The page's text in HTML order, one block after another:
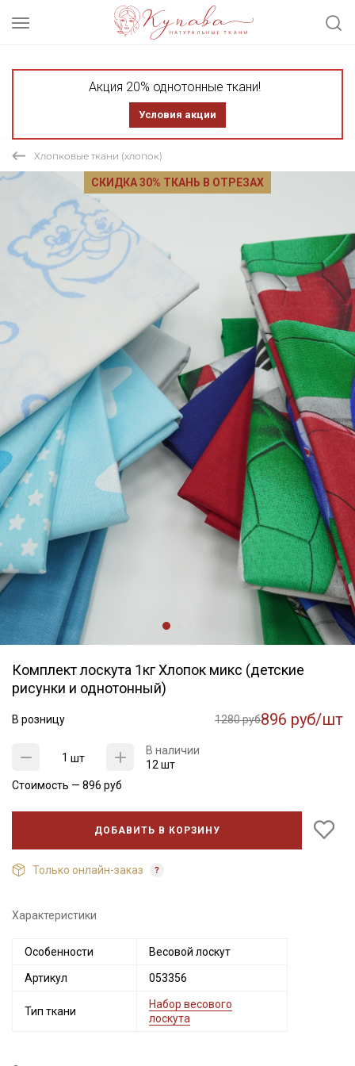
Акция 20% однотонные ткани!
Условия акции
Хлопковые ткани (хлопок)
СКИДКА 30% ТКАНЬ В ОТРЕЗАХ
Комплект лоскута 1кг Хлопок микс (детские
рисунки и однотонный)
В розницу 1280 руб896 руб/шт
шт
В наличии
12 шт
Стоимость — 896 руб
ДОБАВИТЬ В КОРЗИНУ
Только онлайн-заказ
Характеристики
Особенности Весовой лоскут
Артикул 053356
Тип ткани
Набор весового
лоскута
Секретная рассылка от Купава
Мы публикуем здесь дополнительные
промокоды и скидки до 30% на узкие